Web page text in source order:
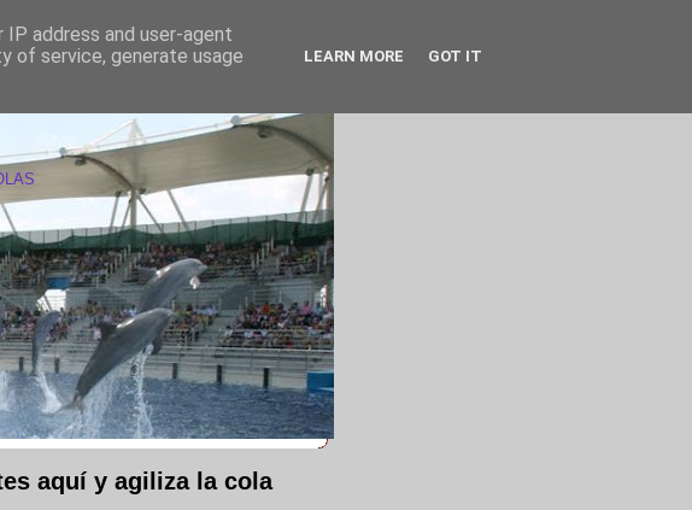
aquí y agiliza la cola
address and user-agent
of service, generate usage
LEARN MORE GOT IT